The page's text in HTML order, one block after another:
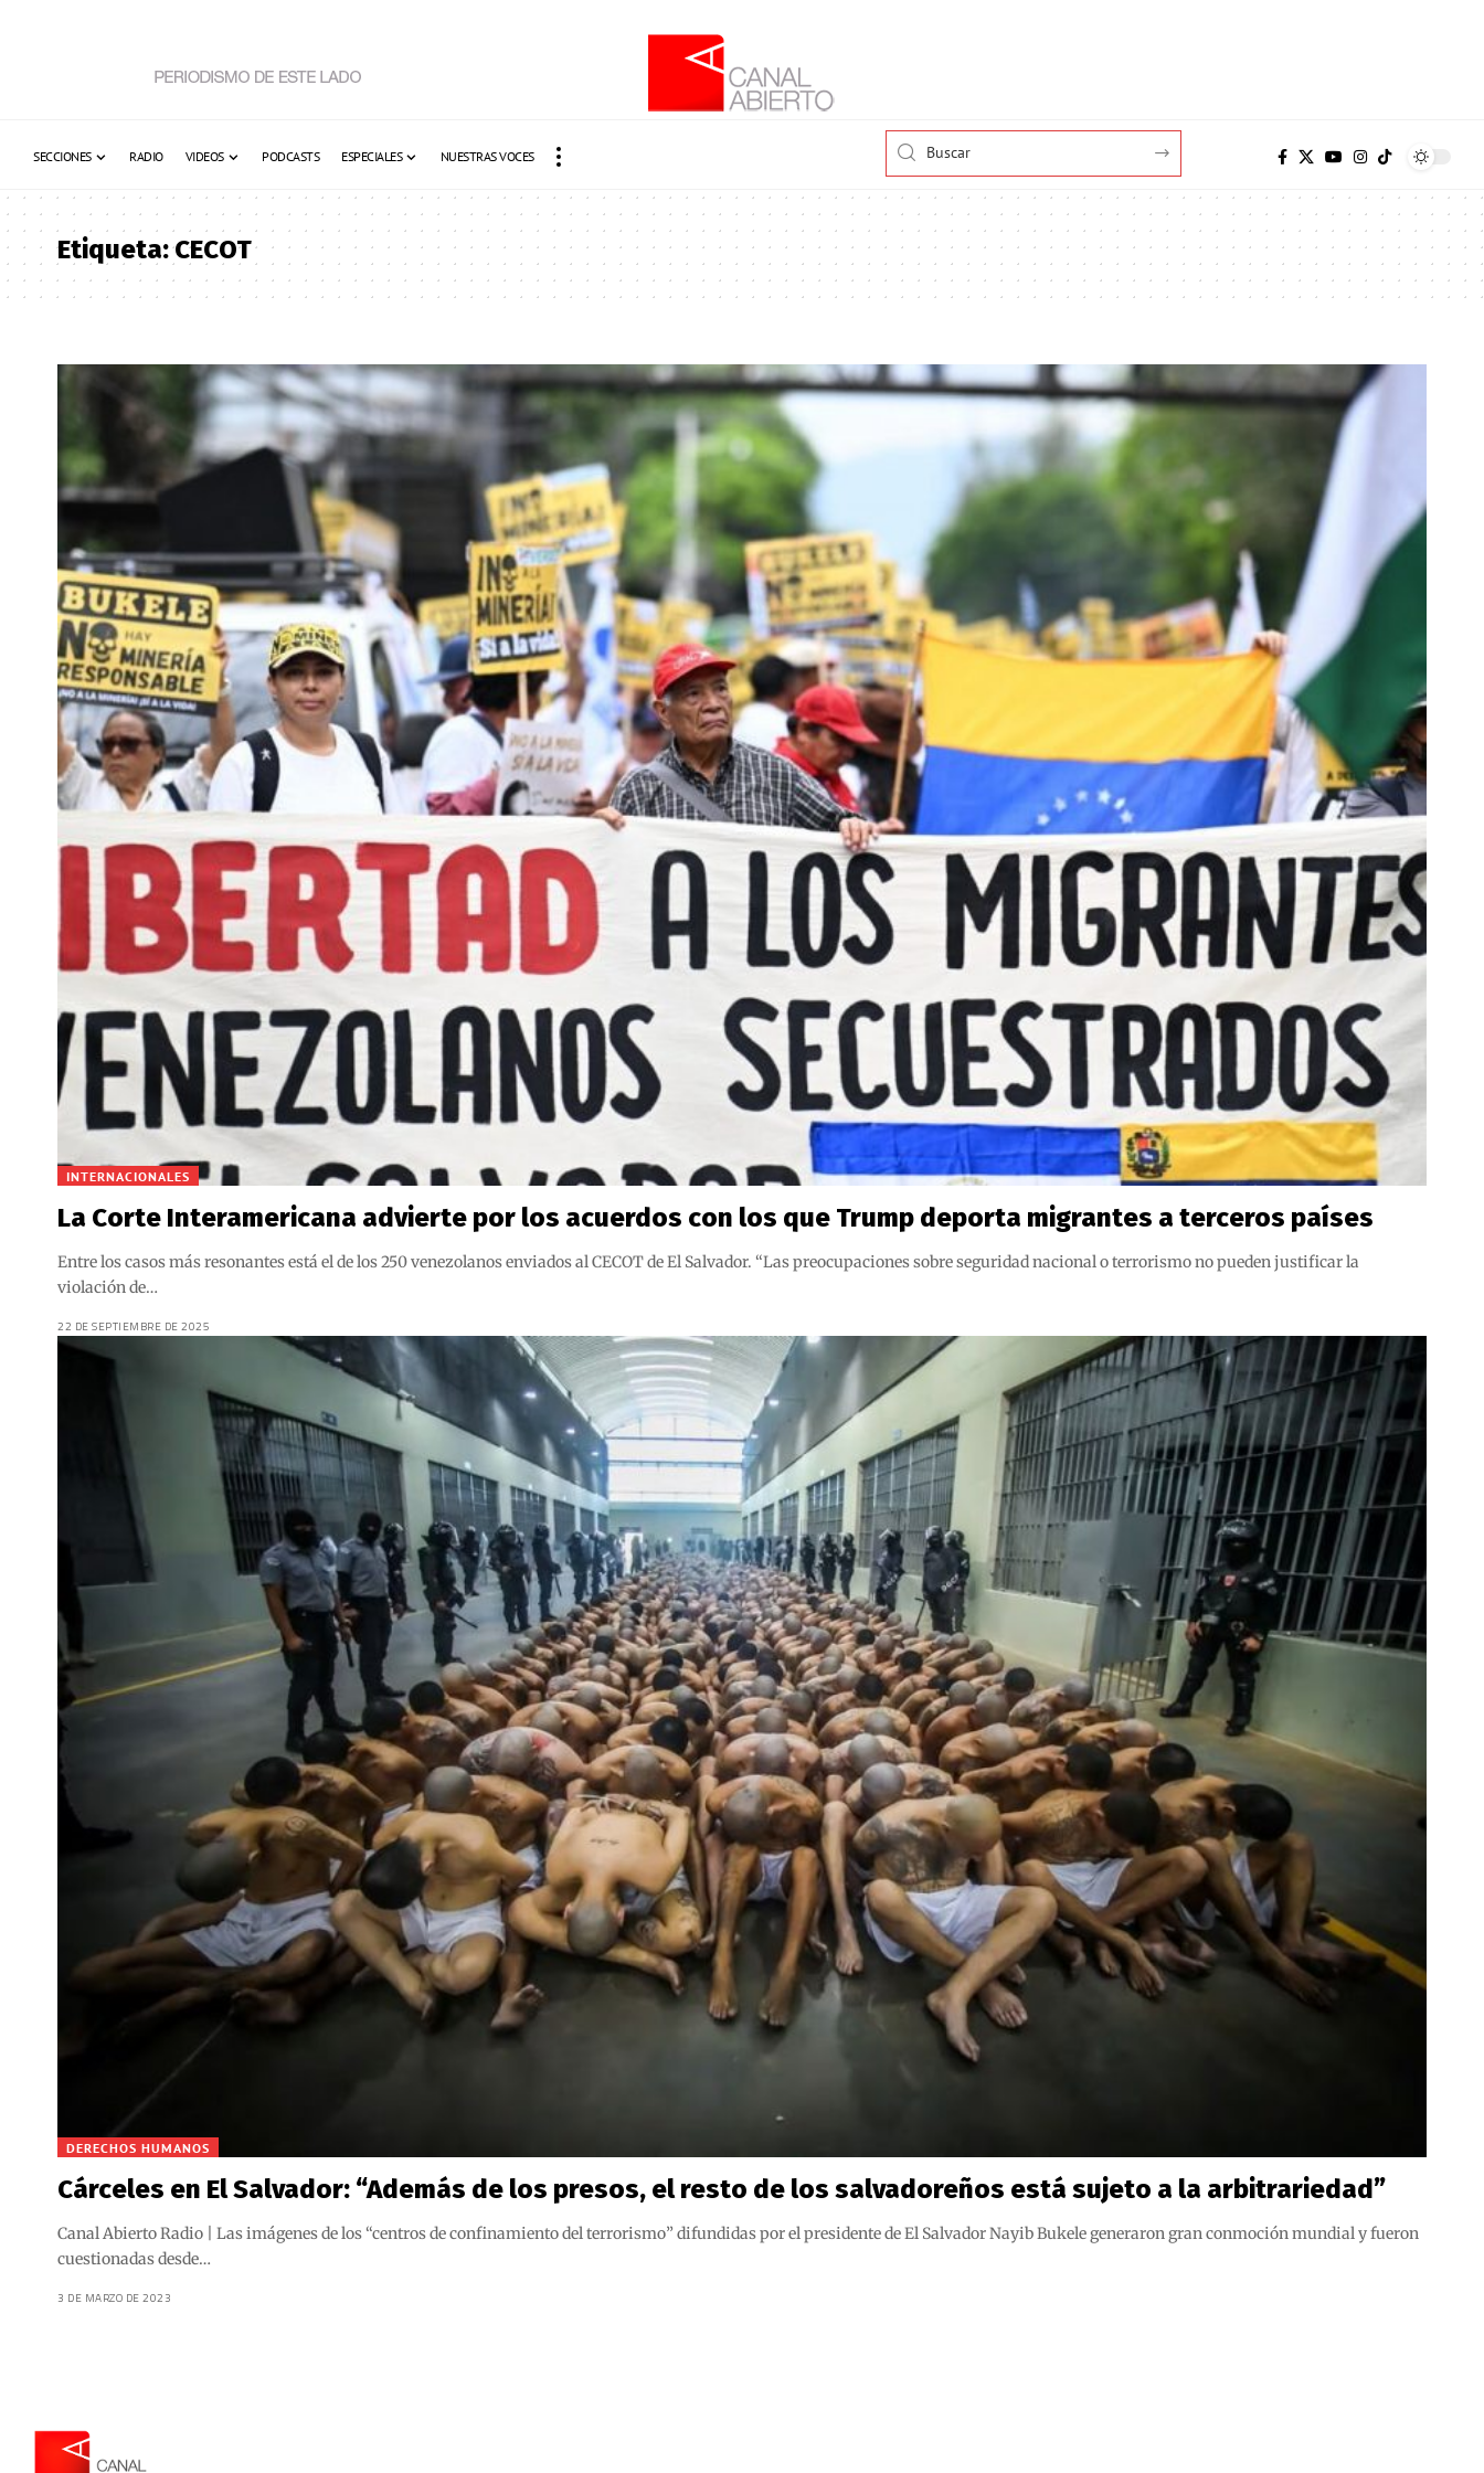
SECCIONES RADIO VIDEOS PODCASTS ESPECIALES NUESTRAS VOCES
Etiqueta:CECOT
INTERNACIONALES
La Corte Interamericana advierte por los acuerdos con los que Trump deporta migrantes a terceros países
Entre los casos más resonantes está el de los 250 venezolanos enviados al CECOT de El Salvador. “Las preocupaciones sobre seguridad nacional o terrorismo no pueden justificar la
violación de…
22 DE SEPTIEMBRE DE 2025
DERECHOS HUMANOS
Cárceles en El Salvador: “Además de los presos, el resto de los salvadoreños está sujeto a la arbitrariedad”
Canal Abierto Radio | Las imágenes de los “centros de confinamiento del terrorismo” difundidas por el presidente de El Salvador Nayib Bukele generaron gran conmoción mundial y fueron
cuestionadas desde…
3 DE MARZO DE 2023